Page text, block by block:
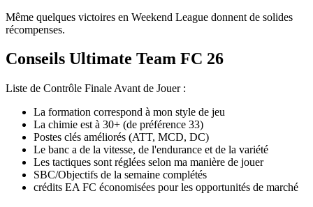
Même quelques victoires en Weekend League donnent de solides
récompenses.
Conseils Ultimate Team FC 26
Liste de Contrôle Finale Avant de Jouer :
La formation correspond à mon style de jeu
La chimie est à 30+ (de préférence 33)
Postes clés améliorés (ATT, MCD, DC)
Le banc a de la vitesse, de l'endurance et de la variété
Les tactiques sont réglées selon ma manière de jouer
SBC/Objectifs de la semaine complétés
crédits EA FC économisées pour les opportunités de marché